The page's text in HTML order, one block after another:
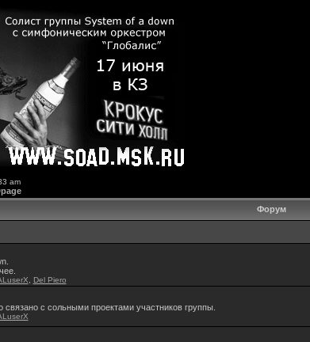
am
Форум
Del Piero
связано с сольными проектами участников группы.